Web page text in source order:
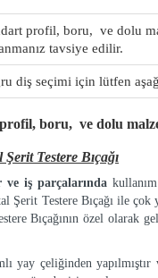
profil, boru, ve dolu
tavsiye edilir.
diş seçimi için lütfen
boru, ve dolu
Testere Bıçağı
ve iş parçalarında
Şerit Testere Bıçağı ile
Bıçağının özel olarak
yay çeliğinden